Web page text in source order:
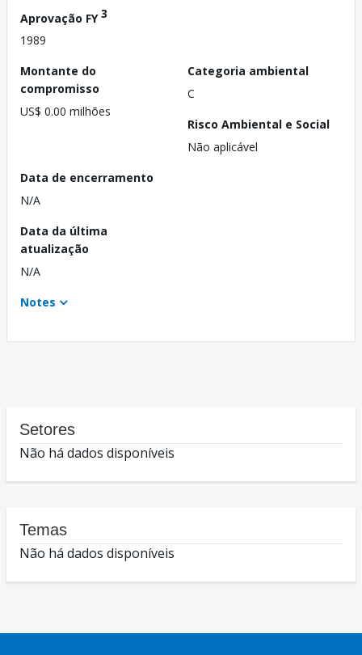
Aprovação FY3
1989
Montante do
compromisso
US$ 0.00 milhões
Categoria ambiental
C
Risco Ambiental e Social
Não aplicável
Data de encerramento
N/A
Data da última
atualização
N/A
Notes
Setores
Não há dados disponíveis
Temas
Não há dados disponíveis